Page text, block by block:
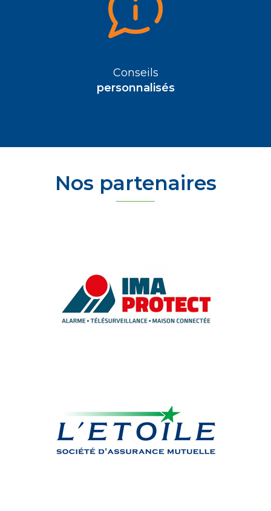
Conseils
personnalisés
Nos partenaires